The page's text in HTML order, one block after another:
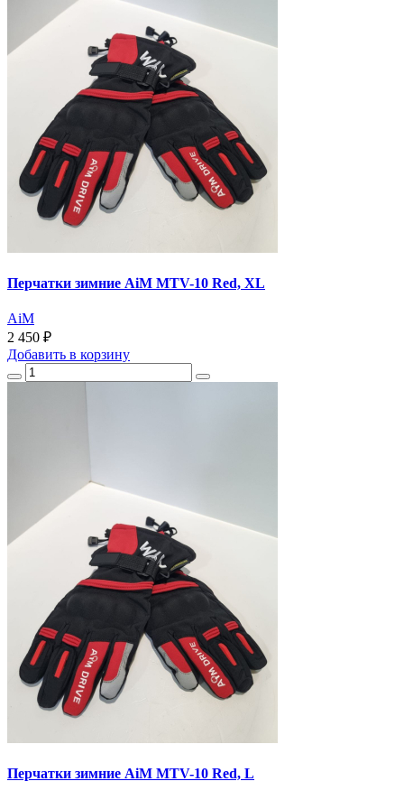
Перчатки зимние AiM MTV-10 Red, XL
AiM
2 450 ₽
Добавить в корзину
Перчатки зимние AiM MTV-10 Red, L